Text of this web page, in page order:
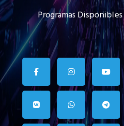
Programas Disponibles